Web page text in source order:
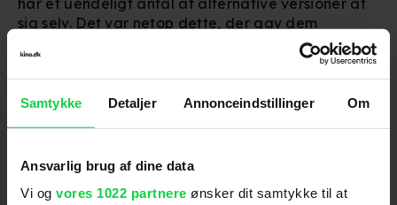
Samtykke Detaljer Annonceindstillinger Om
Ansvarlig brug af dine data
Vi og vores 1022 partnere ønsker dit samtykke til at
sig selv. Det var netop dette, der gav dem
mulighed for at bringe tidligere Spider-Man-
skuespillere Tobey Maguire og Andrew Garfield
tilbage iSpider-Man: No Way Homeforrige år.
LÆS OGSÅ:
Efter utallige afslag: Stjerne var
overbevist om, at han aldrig ville få en
Uanset hvad bliver det interessant at følge sagen